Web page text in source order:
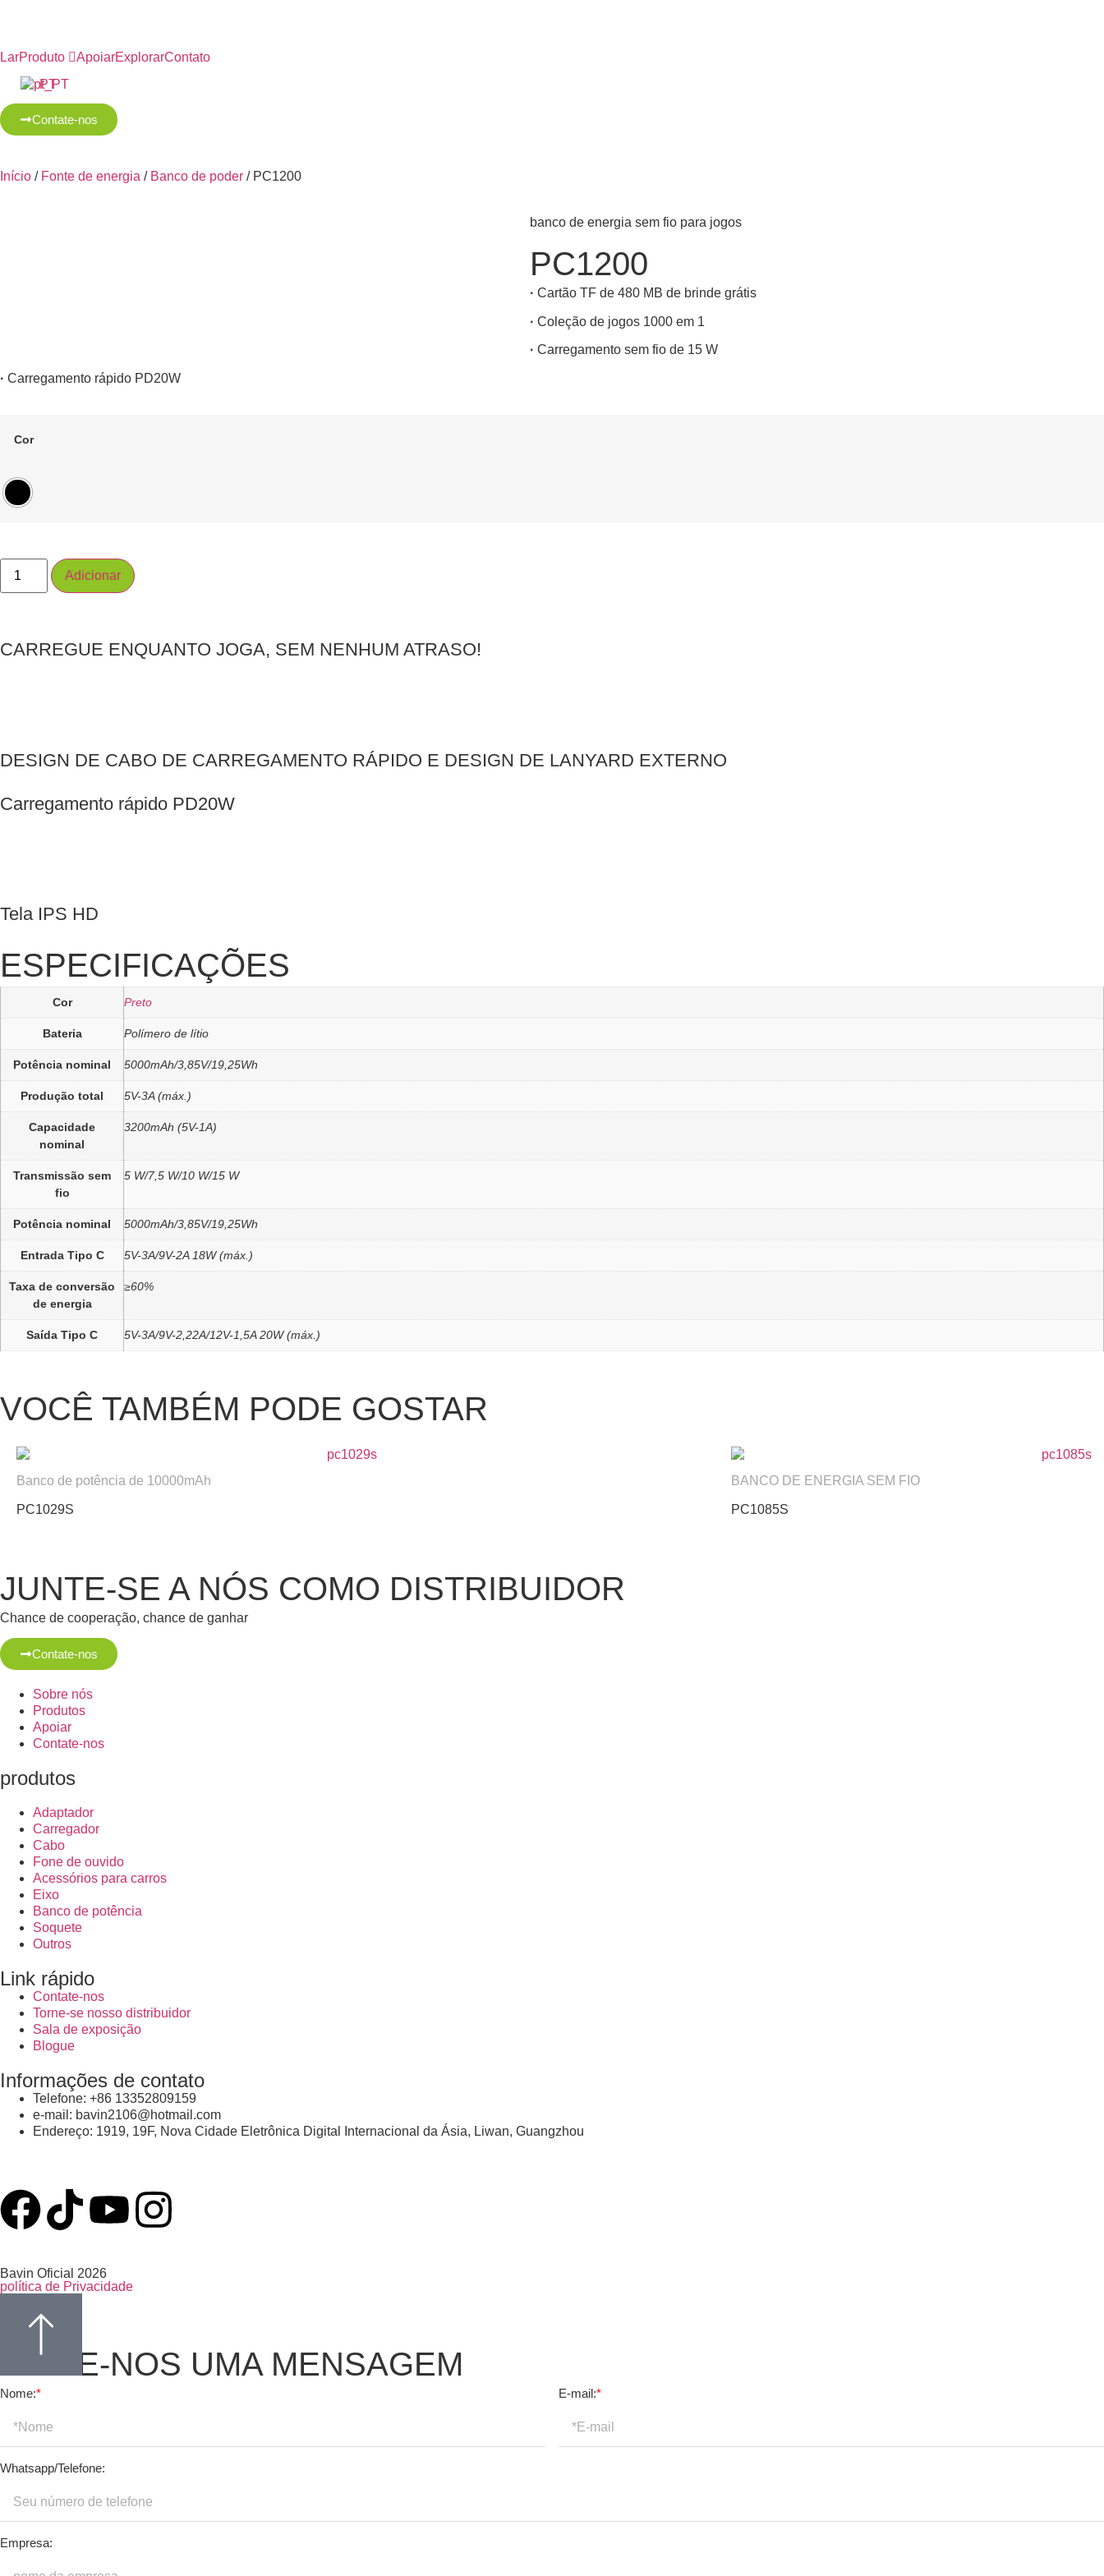
LarProduto ApoiarExplorarContato
PT
Contate-nos
Início / Fonte de energia / Banco de poder / PC1200
banco de energia sem fio para jogos
PC1200
· Cartão TF de 480 MB de brinde grátis
· Coleção de jogos 1000 em 1
· Carregamento sem fio de 15 W
· Carregamento rápido PD20W
Cor
Adicionar
CARREGUE ENQUANTO JOGA, SEM NENHUM ATRASO!
DESIGN DE CABO DE CARREGAMENTO RÁPIDO E DESIGN DE LANYARD EXTERNO
Carregamento rápido PD20W
Tela IPS HD
ESPECIFICAÇÕES
Cor Preto
Bateria Polímero de lítio
Potência nominal 5000mAh/3,85V/19,25Wh
Produção total 5V-3A (máx.)
Capacidade
nominal
3200mAh (5V-1A)
Transmissão sem
fio
5 W/7,5 W/10 W/15 W
Potência nominal 5000mAh/3,85V/19,25Wh
Entrada Tipo C 5V-3A/9V-2A 18W (máx.)
Taxa de conversão
de energia
≥60%
Saída Tipo C 5V-3A/9V-2,22A/12V-1,5A 20W (máx.)
VOCÊ TAMBÉM PODE GOSTAR
Banco de potência de 10000mAh
PC1029S
BANCO DE ENERGIA SEM FIO
PC1085S
JUNTE-SE A NÓS COMO DISTRIBUIDOR
Chance de cooperação, chance de ganhar
Contate-nos
Sobre nós
Produtos
Apoiar
Contate-nos
produtos
Adaptador
Carregador
Cabo
Fone de ouvido
Acessórios para carros
Eixo
Banco de potência
Soquete
Outros
Link rápido
Contate-nos
Torne-se nosso distribuidor
Sala de exposição
Blogue
Informações de contato
Telefone: +86 13352809159
e-mail: bavin2106@hotmail.com
Endereço: 1919, 19F, Nova Cidade Eletrônica Digital Internacional da Ásia, Liwan, Guangzhou
Bavin Oficial 2026
política de Privacidade
ENVIE-NOS UMA MENSAGEM
Nome:* E-mail:*
Whatsapp/Telefone:
Empresa: